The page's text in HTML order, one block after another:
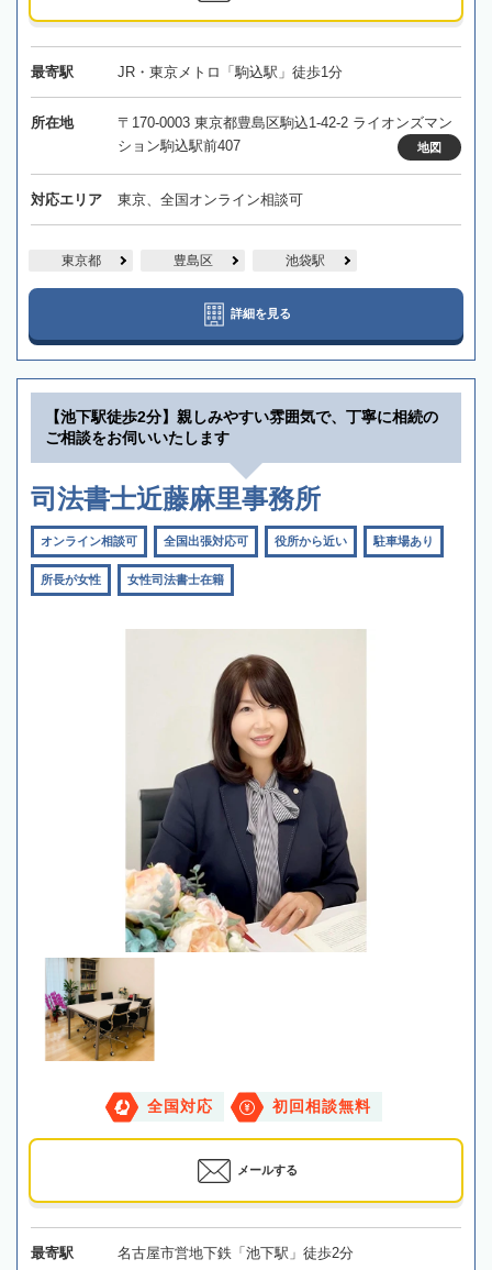
最寄駅 JR・東京メトロ「駒込駅」徒歩1分
所在地
〒170-0003 東京都豊島区駒込1-42-2 ライオンズマン
ション駒込駅前407
地図
対応エリア 東京、全国オンライン相談可
東京都 豊島区 池袋駅
詳細を見る
【池下駅徒歩2分】親しみやすい雰囲気で、丁寧に相続の
ご相談をお伺いいたします
司法書士近藤麻里事務所
オンライン相談可 全国出張対応可 役所から近い 駐車場あり
所長が女性 女性司法書士在籍
全国対応 初回相談無料
メールする
最寄駅 名古屋市営地下鉄「池下駅」徒歩2分